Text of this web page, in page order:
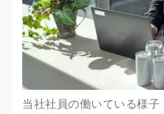
当社社員の働いている様子